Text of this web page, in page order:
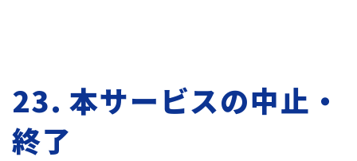
23. 本サービスの中止・
終了